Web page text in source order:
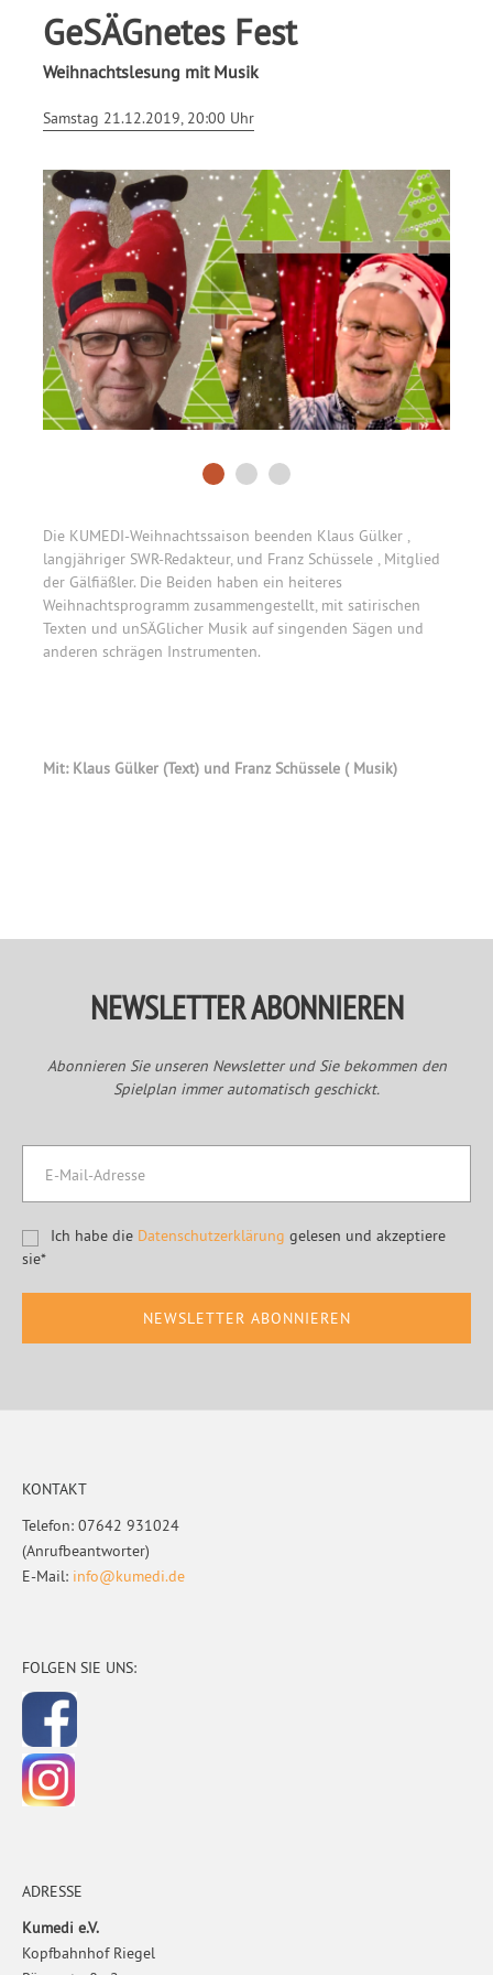
GeSÄGnetes Fest
Weihnachtslesung mit Musik
Samstag 21.12.2019, 20:00 Uhr
Die KUMEDI-Weihnachtssaison beenden Klaus Gülker ,
langjähriger SWR-Redakteur, und Franz Schüssele , Mitglied
der Gälfiäßler. Die Beiden haben ein heiteres
Weihnachtsprogramm zusammengestellt, mit satirischen
Texten und unSÄGlicher Musik auf singenden Sägen und
anderen schrägen Instrumenten.
Mit: Klaus Gülker (Text) und Franz Schüssele ( Musik)
NEWSLETTER ABONNIEREN
Abonnieren Sie unseren Newsletter und Sie bekommen den
Spielplan immer automatisch geschickt.
Ich habe die Datenschutzerklärung gelesen und akzeptiere
sie*
KONTAKT
Telefon: 07642 931024
(Anrufbeantworter)
E-Mail: info@kumedi.de
FOLGEN SIE UNS:
ADRESSE
Kumedi e.V.
Kopfbahnhof Riegel